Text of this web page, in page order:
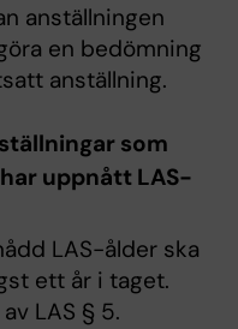
anställningen
en bedömning
anställning.
som
uppnått LAS-
LAS-ålder ska
ett år i taget.
LAS § 5.